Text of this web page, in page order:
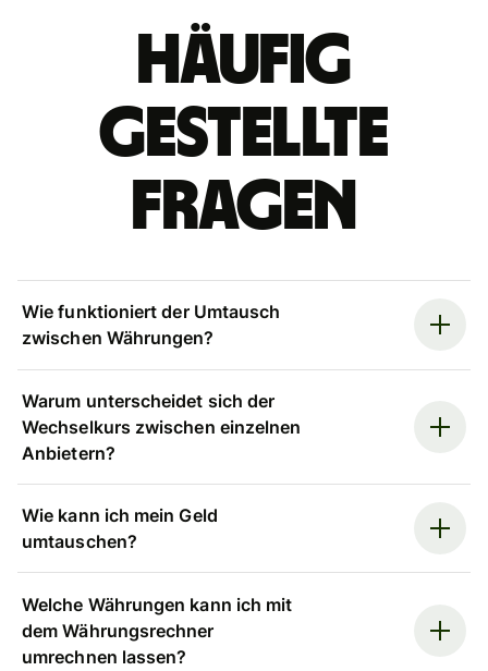
Häufig
gestellte
Fragen
Wie funktioniert der Umtausch
zwischen Währungen?
Warum unterscheidet sich der
Wechselkurs zwischen einzelnen
Anbietern?
Wie kann ich mein Geld
umtauschen?
Welche Währungen kann ich mit
dem Währungsrechner
umrechnen lassen?